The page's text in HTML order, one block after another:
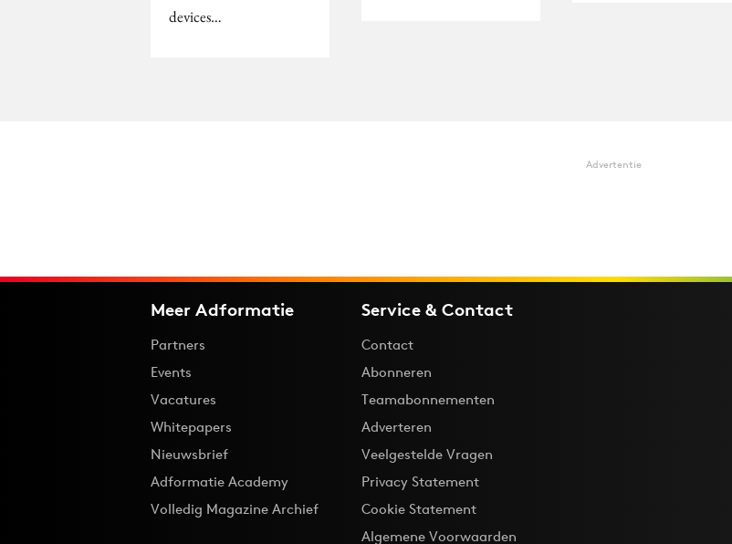
devices…
Advertentie
Meer Adformatie
Partners
Events
Vacatures
Whitepapers
Nieuwsbrief
Adformatie Academy
Volledig Magazine Archief
Service & Contact
Contact
Abonneren
Teamabonnementen
Adverteren
Veelgestelde Vragen
Privacy Statement
Cookie Statement
Algemene Voorwaarden